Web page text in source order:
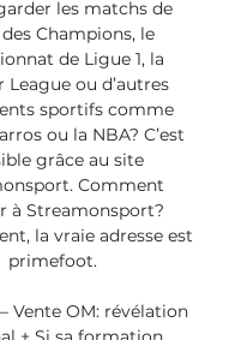
les matchs de
Champions, le
de Ligue 1, la
League ou d’autres
sportifs comme
ou la NBA? C’est
grâce au site
Comment
à Streamonsport?
la vraie adresse est
primefoot.
Vente OM: révélation